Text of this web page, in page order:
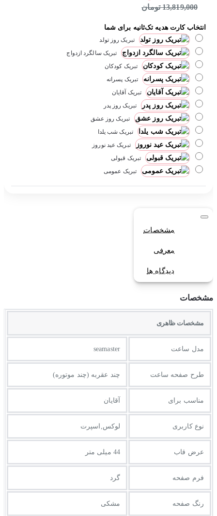
13,819,000 تومان
انتخاب کارت هدیه تک‌ثانیه برای شما
تبریک روز تولد
تبریک سالگرد ازدواج
تبریک کودکان
تبریک پسرانه
تبریک آقایان
تبریک روز پدر
تبریک روز عشق
تبریک شب یلدا
تبریک عید نوروز
تبریک قبولی
تبریک عمومی
مشخصات
معرفی
دیدگاه ها
مشخصات
مشخصات ظاهری
مدل ساعت seamaster
طرح صفحه ساعت چند عقربه (چند موتوره)
مناسب برای آقایان
نوع کاربری لوکس,اسپرت
عرض قاب 44 میلی متر
فرم صفحه گرد
رنگ صفحه مشکی